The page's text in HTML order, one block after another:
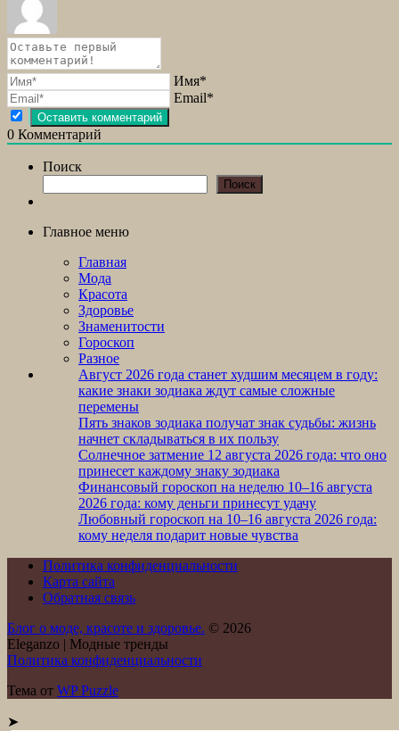
Имя*
Email*
0 Комментарий
Поиск
Поиск
Главное меню
Главная
Мода
Красота
Здоровье
Знаменитости
Гороскоп
Разное
Август 2026 года станет худшим месяцем в году:
какие знаки зодиака ждут самые сложные
перемены
Пять знаков зодиака получат знак судьбы: жизнь
начнет складываться в их пользу
Солнечное затмение 12 августа 2026 года: что оно
принесет каждому знаку зодиака
Финансовый гороскоп на неделю 10–16 августа
2026 года: кому деньги принесут удачу
Любовный гороскоп на 10–16 августа 2026 года:
кому неделя подарит новые чувства
Политика конфиденциальности
Карта сайта
Обратная связь
Блог о моде, красоте и здоровье. © 2026
Eleganzo | Модные тренды
Политика конфиденциальности
Тема от WP Puzzle
➤